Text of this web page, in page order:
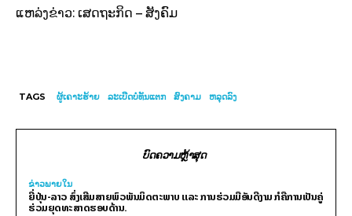
ແຫລ່ງຂ່າວ: ເສດຖະກິດ – ສັງຄົມ
TAGS ຜູ້ເຄາະຮ້າຍ ລະເບີດບໍ່ທັນແຕກ ສົງຄາມ ຫລຸດລົງ
ບົດຄວາມຫຼ້າສຸດ
ຂ່າວພາຍ​ໃນ
ຍີ່ປຸ່ນ-ລາວ ສົ່ງເສີມສາຍພົວພັນມິດຕະພາບ ແລະ ການຮ່ວມມືອັນດີງາມ ກໍຄືການເປັນຄູ່
ຮ່ວມຍຸດທະສາດຮອບດ້ານ.